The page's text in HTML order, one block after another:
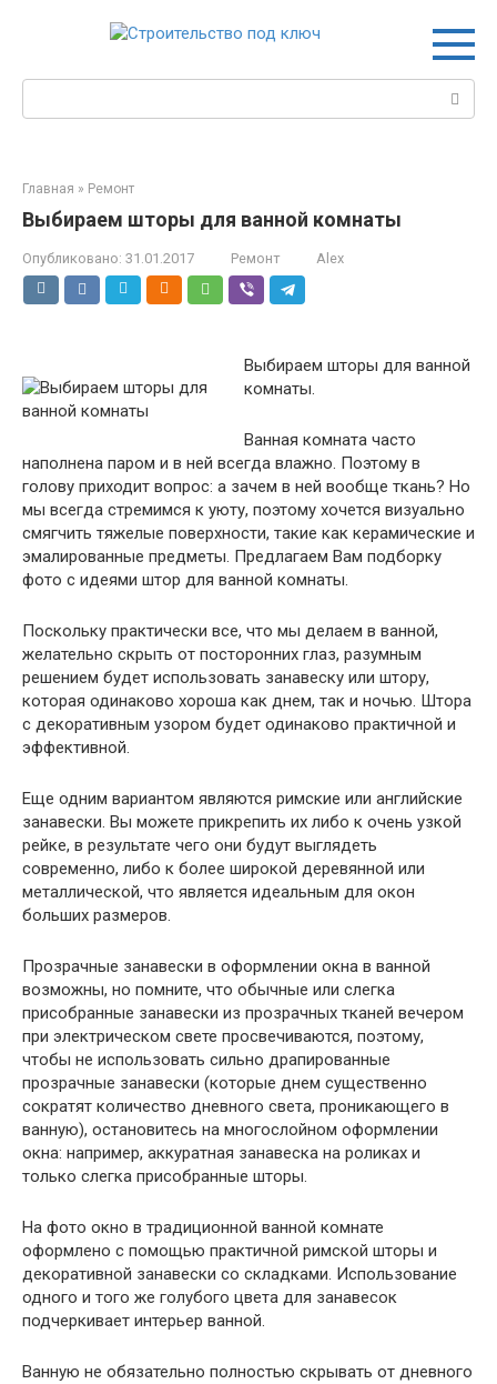
Поиск:
Главная » Ремонт
Выбираем шторы для ванной комнаты
Опубликовано: 31.01.2017 Ремонт Alex
Выбираем шторы для ванной
комнаты.
Ванная комната часто
наполнена паром и в ней всегда влажно. Поэтому в
голову приходит вопрос: а зачем в ней вообще ткань? Но
мы всегда стремимся к уюту, поэтому хочется визуально
смягчить тяжелые поверхности, такие как керамические и
эмалированные предметы. Предлагаем Вам подборку
фото с идеями штор для ванной комнаты.
Поскольку практически все, что мы делаем в ванной,
желательно скрыть от посторонних глаз, разумным
решением будет использовать занавеску или штору,
которая одинаково хороша как днем, так и ночью. Штора
с декоративным узором будет одинаково практичной и
эффективной.
Еще одним вариантом являются римские или английские
занавески. Вы можете прикрепить их либо к очень узкой
рейке, в результате чего они будут выглядеть
современно, либо к более широкой деревянной или
металлической, что является идеальным для окон
больших размеров.
Прозрачные занавески в оформлении окна в ванной
возможны, но помните, что обычные или слегка
присобранные занавески из прозрачных тканей вечером
при электрическом свете просвечиваются, поэтому,
чтобы не использовать сильно драпированные
прозрачные занавески (которые днем существенно
сократят количество дневного света, проникающего в
ванную), остановитесь на многослойном оформлении
окна: например, аккуратная занавеска на роликах и
только слегка присобранные шторы.
На фото окно в традиционной ванной комнате
оформлено с помощью практичной римской шторы и
декоративной занавески со складками. Использование
одного и того же голубого цвета для занавесок
подчеркивает интерьер ванной.
Ванную не обязательно полностью скрывать от дневного